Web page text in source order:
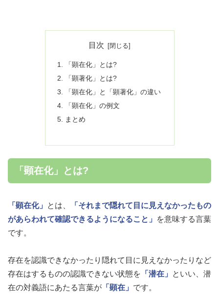
目次
「顕在化」とは?
「顕著化」とは?
「顕在化」と「顕著化」の違い
「顕在化」の例文
まとめ
「顕在化」とは?
「顕在化」 とは、
「それまで隠れて目に見えなかったもの
があらわれて確認できるようになること」
を意味する言葉
です。
存在を認識できなかったり隠れて目に見えなかったりなど
存在はするものの認識できない状態を 「潜在」
といい、潜
在の対義語にあたる言葉が 「顕在」 です。